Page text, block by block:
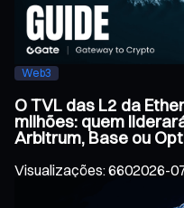
Web3
O TVL das L2 da
milhões: quem
Arbitrum, Base ou
Visualizações:6602026-